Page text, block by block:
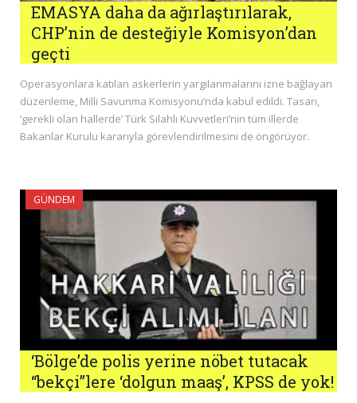
EMASYA daha da ağırlaştırılarak,
CHP’nin de desteğiyle Komisyon’dan
geçti
Operasyonlara katılan askerlerin yargılanmalarını izne bağlayan
düzenleme, Milli Savunma Komisyonu’nda kabul edildi. Tasarı,
‘gerekli olan hallerde’ Türk Silahlı Kuvvetleri’nin tüm illerde
Bakanlar Kurulu kararıyla görevlendirilmesini de öngörüyor.
GÜNDEM
‘Bölge’de polis yerine nöbet tutacak
“bekçi”lere ‘dolgun maaş’, KPSS de yok!